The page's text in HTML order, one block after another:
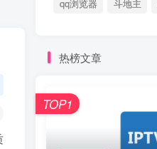
qq浏览器
斗地主
热榜文章
TOP1